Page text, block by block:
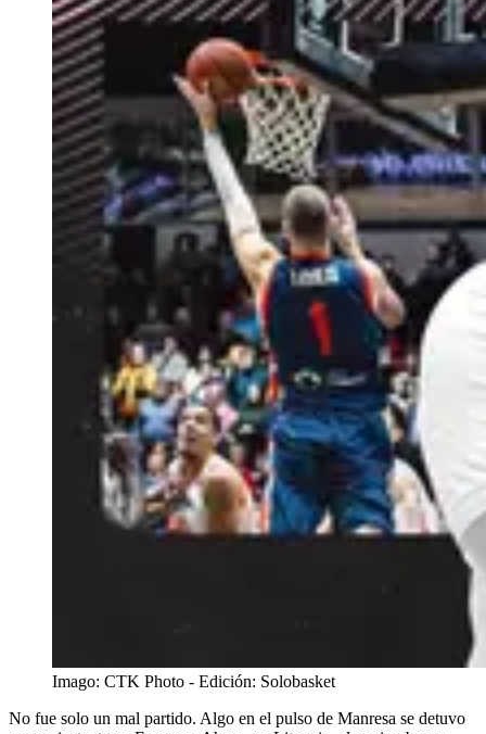
Imago: CTK Photo - Edición: Solobasket
No fue solo un mal partido. Algo en el pulso de Manresa se detuvo